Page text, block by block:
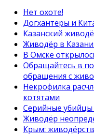
Нет охоте!
Догхантеры и
Казанский
Живодёр в Казани
В Омске
Обращайтесь в
обращения с
Некрофилка
котятами
Серийные
Живодёр
Крым: